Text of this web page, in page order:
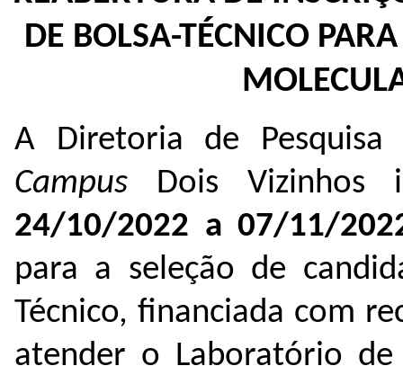
DE BOLSA-TÉCNICO
A Diretoria de Pesquisa
Campus Dois
24/10/2022 a 07/11/
para a seleção de
Técnico, financiada com
atender o Laboratório